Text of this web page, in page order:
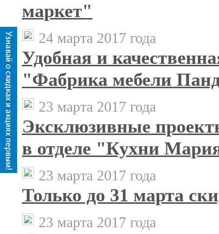
маркет"
24 марта 2017 года
Удобная и
"Фабрика мебели
23 марта 2017 года
Эксклюзивные
в отделе "Кухни
23 марта 2017 года
Только до 31 марта
23 марта 2017 года